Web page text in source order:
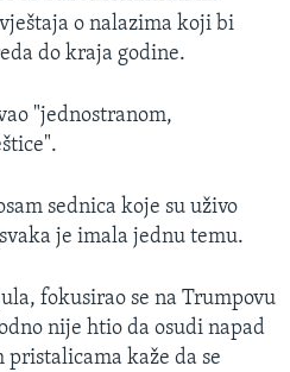
o nalazima koji bi
do kraja godine.
"jednostranom,
sednica koje su uživo
je imala jednu temu.
fokusirao se na Trumpovu
nije htio da osudi napad
pristalicama kaže da se